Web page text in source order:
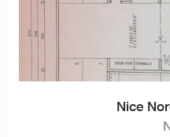
Nice